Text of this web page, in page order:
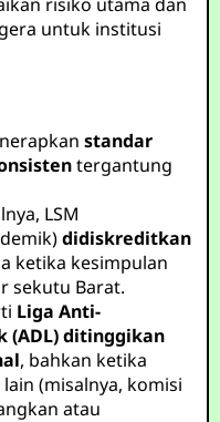
untuk institusi
standar
tergantung
LSM
didiskreditkan
ketika kesimpulan
sekutu Barat.
Liga Anti-
(ADL) ditinggikan
, bahkan ketika
(misalnya, komisi
atau